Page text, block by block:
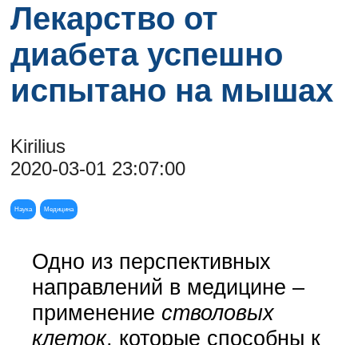
Лекарство от
диабета успешно
испытано на мышах
Kirilius
2020-03-01 23:07:00
Наука Медицина
Одно из перспективных
направлений в медицине –
применение стволовых
клеток, которые способны к